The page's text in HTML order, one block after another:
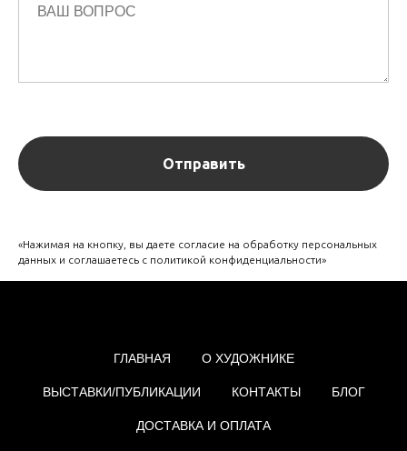
Отправить
«Нажимая на кнопку, вы даете согласие на обработку персональных
данных и соглашаетесь c политикой конфиденциальности»
ГЛАВНАЯ О ХУДОЖНИКЕ
ВЫСТАВКИ/ПУБЛИКАЦИИ КОНТАКТЫ БЛОГ
ДОСТАВКА И ОПЛАТА